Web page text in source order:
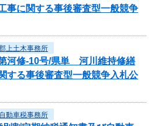
に関する事後審査型一般競争
上土木事務所
河修-10号/県単 河川維持修繕
する事後審査型一般競争入札公
自動車税事務所